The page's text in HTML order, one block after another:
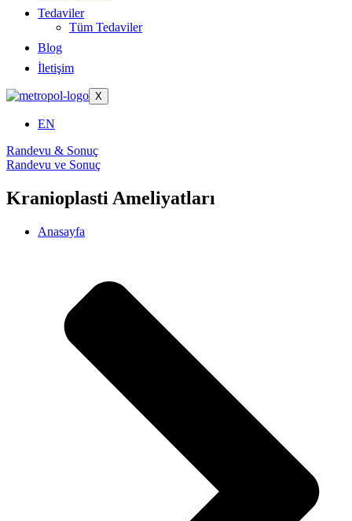
Tedaviler
Tüm Tedaviler
Blog
İletişim
X
EN
Randevu & Sonuç
Randevu ve Sonuç
Kranioplasti Ameliyatları
Anasayfa